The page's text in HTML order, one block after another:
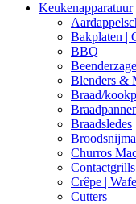
Keukenapparatuur
Bakplaten |
BBQ
Blenders &
Braad/
Braadsledes
Churros
Crêpe |
Cutters